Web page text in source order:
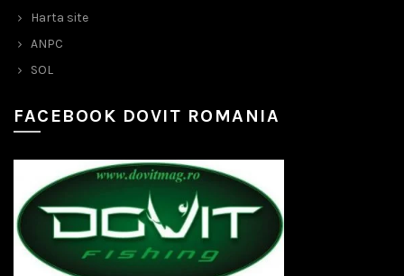
Harta site
ANPC
SOL
FACEBOOK DOVIT ROMANIA